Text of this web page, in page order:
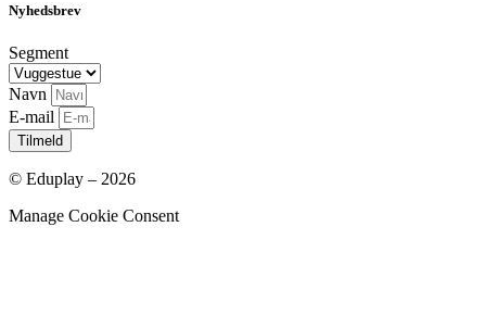
Nyhedsbrev
Segment
Navn
E-mail
Tilmeld
© Eduplay – 2026
Manage Cookie Consent